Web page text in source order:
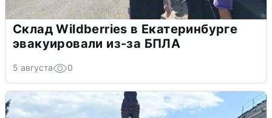
Склад Wildberries в Екатеринбурге
эвакуировали из-за БПЛА
5 августа 0